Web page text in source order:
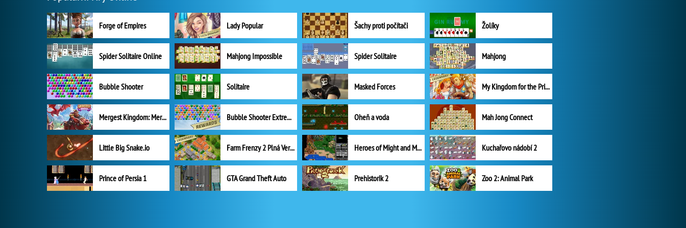
Forge of Empires Lady Popular Šachy proti počítači Žolíky
Spider Solitaire Online Mahjong Impossible Spider Solitaire Mahjong
Bubble Shooter Solitaire Masked Forces My Kingdom for the Princess Plná verze
Mergest Kingdom: Merge Puzzle Bubble Shooter Extreme Oheň a voda Mah Jong Connect
Little Big Snake.io Farm Frenzy 2 Plná Verze Heroes of Might and Magic II Kuchařovo nádobí 2
Prince of Persia 1 GTA Grand Theft Auto Prehistorik 2 Zoo 2: Animal Park